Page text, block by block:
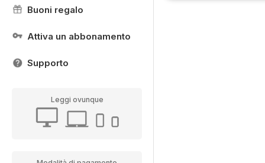
Buoni regalo
Attiva un abbonamento
Supporto
Leggi ovunque